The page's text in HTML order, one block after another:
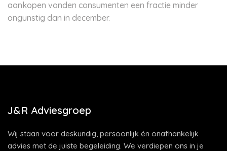
aankopen vonden consumenten een fractie minder
ongunstig dan in december.
J&R Adviesgroep
Wij staan voor deskundig, persoonlijk én onafhankelijk
advies met de juiste begeleiding. We verdiepen ons in je